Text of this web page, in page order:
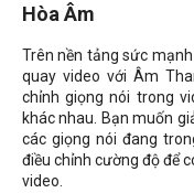
Hòa Âm
Trên nền tảng sức
quay video với Âm
chỉnh giọng nói trong
khác nhau. Bạn muốn
các giọng nói đang
điều chỉnh cường độ để
video.